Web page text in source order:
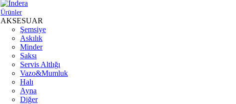
Ürünler
AKSESUAR
Şemsiye
Askılık
Minder
Saksı
Servis Altlığı
Vazo&Mumluk
Halı
Ayna
Diğer